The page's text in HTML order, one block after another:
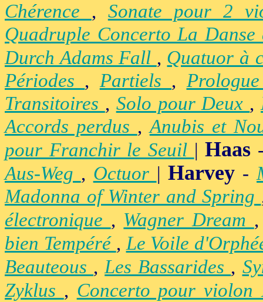
Chérence , Sonate pour 2
Quadruple Concerto La
Durch Adams Fall , Quatuor à
Périodes , Partiels ,
Transitoires , Solo pour Deux ,
Accords perdus ,Anubis et
pour Franchir le Seuil |Haas
Aus-Weg , Octuor |Harvey -
Madonna of Winter and Spring
électronique , Wagner Dream
bien Tempéré ,Le Voile
Beauteous ,Les Bassarides ,
Zyklus , Concerto pour